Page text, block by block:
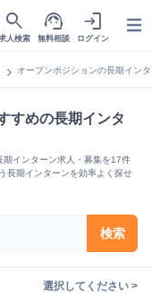
search
人検索
support_agent
無料相談
login
ログイン
chevron_right オープンポジションの長期イン
すめの長期インタ
期インターン求人・募集を17件
長期インターンを効率よく探せ
検索
選択してください >